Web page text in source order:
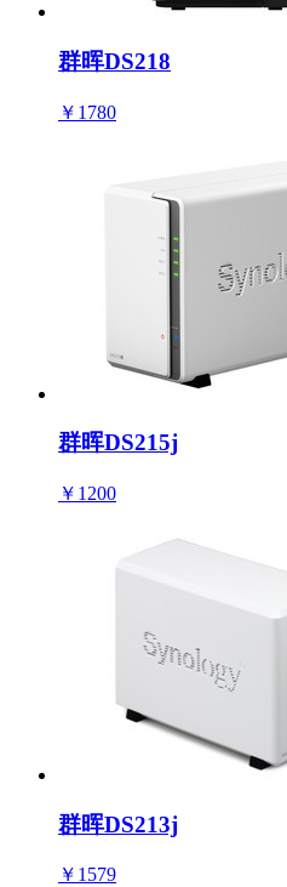
群晖DS218
￥1780
群晖DS215j
￥1200
群晖DS213j
￥1579